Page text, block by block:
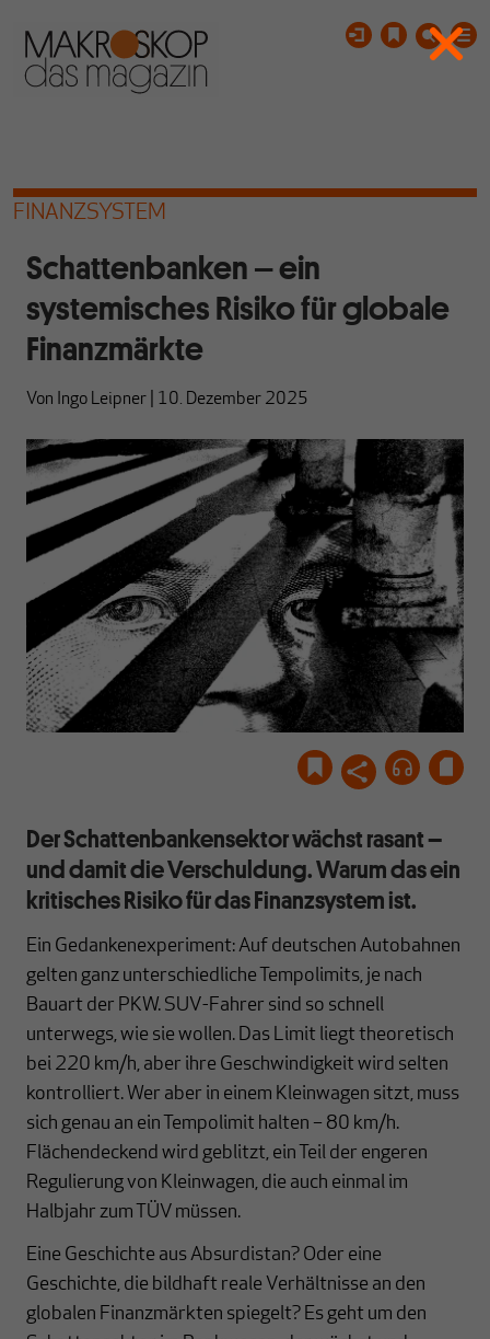
FINANZSYSTEM
Schattenbanken – ein
systemisches Risiko für globale
Finanzmärkte
Von Ingo Leipner 10. Dezember 2025
Der Schattenbankensektor wächst rasant –
und damit die Verschuldung. Warum das ein
kritisches Risiko für das Finanzsystem ist.
Ein Gedankenexperiment: Auf deutschen Autobahnen
gelten ganz unterschiedliche Tempolimits, je nach
Bauart der PKW. SUV-Fahrer sind so schnell
unterwegs, wie sie wollen. Das Limit liegt theoretisch
bei 220 km/h, aber ihre Geschwindigkeit wird selten
kontrolliert. Wer aber in einem Kleinwagen sitzt, muss
sich genau an ein Tempolimit halten – 80 km/h.
Flächendeckend wird geblitzt, ein Teil der engeren
Regulierung von Kleinwagen, die auch einmal im
Halbjahr zum TÜV müssen.
Eine Geschichte aus Absurdistan? Oder eine
Geschichte, die bildhaft reale Verhältnisse an den
globalen Finanzmärkten spiegelt? Es geht um den